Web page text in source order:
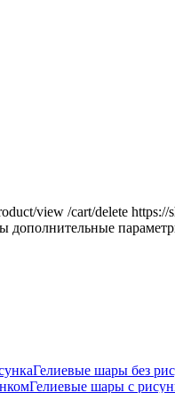
view /cart/delete https://
дополнительные
Гелиевые шары без
Гелиевые шары с